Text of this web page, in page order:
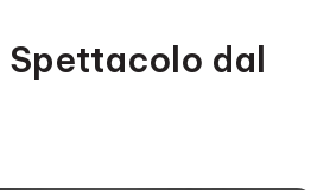
Spettacolo dal